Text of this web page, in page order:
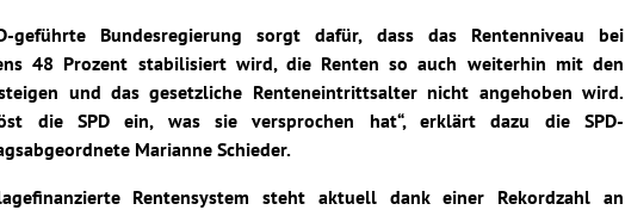
geführte Bundesregierung sorgt dafür, dass das Rentenniveau bei
48 Prozent stabilisiert wird, die Renten so auch weiterhin mit den
und das gesetzliche Renteneintrittsalter nicht angehoben wird.
die SPD ein, was sie versprochen hat“, erklärt dazu die SPD-
Marianne Schieder.
Rentensystem steht aktuell dank einer Rekordzahl an